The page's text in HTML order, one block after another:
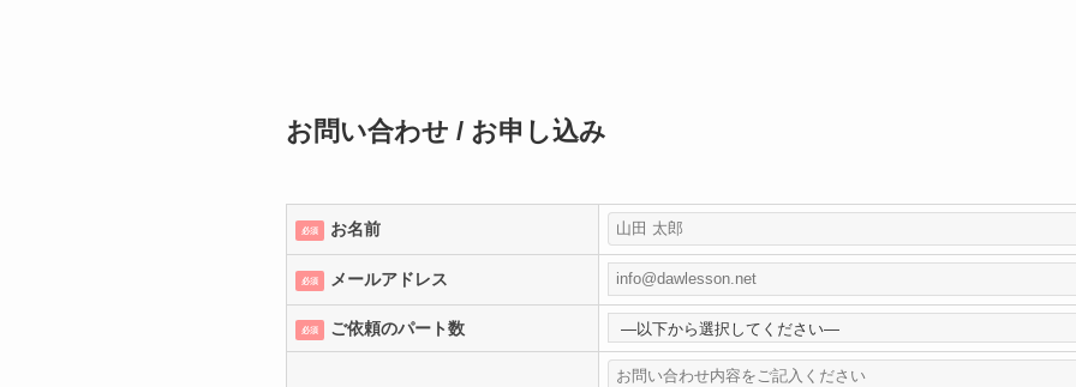
お問い合わせ / お申し込み
必須 お名前
必須 メールアドレス
必須 ご依頼のパート数